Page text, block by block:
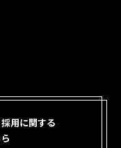
用に関する